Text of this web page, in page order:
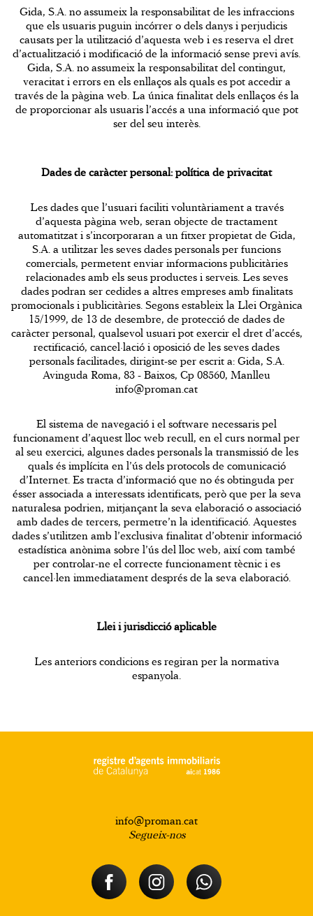
Gida, S.A. no assumeix la responsabilitat de les infraccions
que els usuaris puguin incórrer o dels danys i perjudicis
causats per la utilització d’aquesta web i es reserva el dret
d’actualització i modificació de la informació sense previ avís.
Gida, S.A. no assumeix la responsabilitat del contingut,
veracitat i errors en els enllaços als quals es pot accedir a
través de la pàgina web. La única finalitat dels enllaços és la
de proporcionar als usuaris l’accés a una informació que pot
ser del seu interès.
Dades de caràcter personal: política de privacitat
Les dades que l’usuari faciliti voluntàriament a través
d’aquesta pàgina web, seran objecte de tractament
automatitzat i s’incorporaran a un fitxer propietat de Gida,
S.A. a utilitzar les seves dades personals per funcions
comercials, permetent enviar informacions publicitàries
relacionades amb els seus productes i serveis. Les seves
dades podran ser cedides a altres empreses amb finalitats
promocionals i publicitàries. Segons estableix la Llei Orgànica
15/1999, de 13 de desembre, de protecció de dades de
caràcter personal, qualsevol usuari pot exercir el dret d’accés,
rectificació, cancel·lació i oposició de les seves dades
personals facilitades, dirigint-se per escrit a: Gida, S.A.
Avinguda Roma, 83 - Baixos, Cp 08560, Manlleu
info@proman.cat
El sistema de navegació i el software necessaris pel
funcionament d’aquest lloc web recull, en el curs normal per
al seu exercici, algunes dades personals la transmissió de les
quals és implícita en l’ús dels protocols de comunicació
d’Internet. Es tracta d’informació que no és obtinguda per
ésser associada a interessats identificats, però que per la seva
naturalesa podrien, mitjançant la seva elaboració o associació
amb dades de tercers, permetre’n la identificació. Aquestes
dades s’utilitzen amb l’exclusiva finalitat d’obtenir informació
estadística anònima sobre l’ús del lloc web, així com també
per controlar-ne el correcte funcionament tècnic i es
cancel·len immediatament després de la seva elaboració.
Llei i jurisdicció aplicable
Les anteriors condicions es regiran per la normativa
espanyola.
info@proman.cat
Segueix-nos